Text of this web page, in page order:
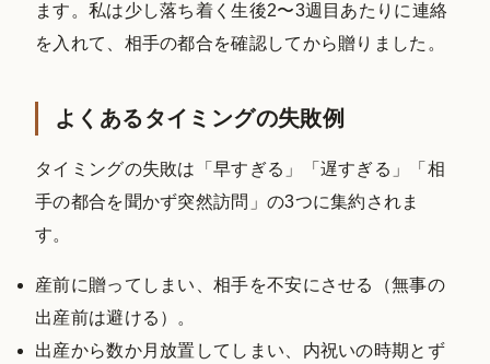
ます。私は少し落ち着く生後2〜3週目あたりに連絡
を入れて、相手の都合を確認してから贈りました。
よくあるタイミングの失敗例
タイミングの失敗は「早すぎる」「遅すぎる」「相
手の都合を聞かず突然訪問」の3つに集約されま
す。
産前に贈ってしまい、相手を不安にさせる（無事の
出産前は避ける）。
出産から数か月放置してしまい、内祝いの時期とず